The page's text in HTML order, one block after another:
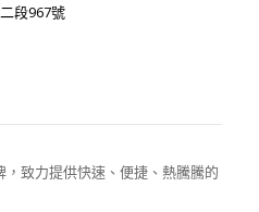
段967號
致力提供快速、便捷、熱騰騰的